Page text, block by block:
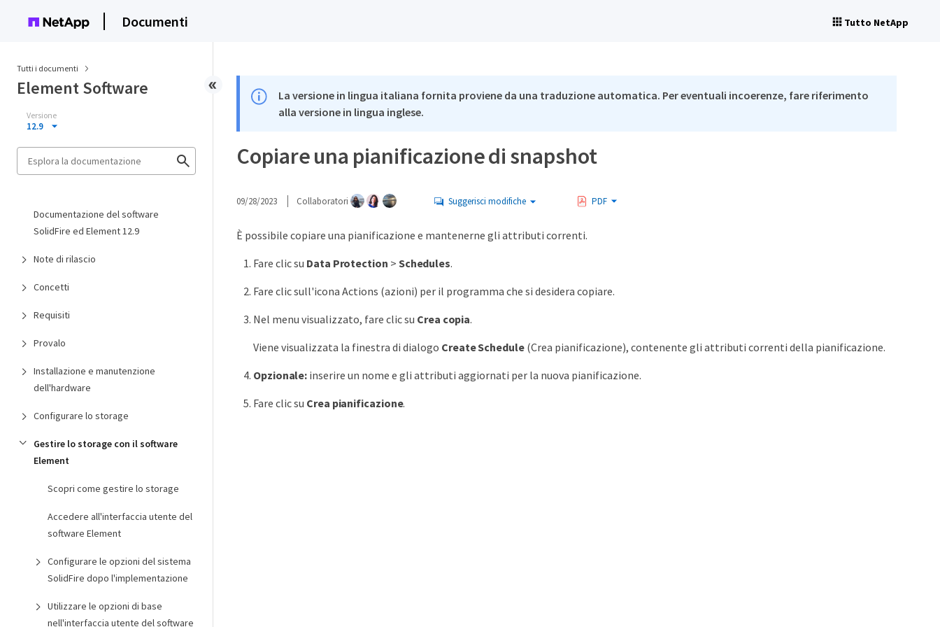
Documenti Tutto NetApp
Tutti i documenti
Element Software
Versione
12.9
Documentazione del software
SolidFire ed Element 12.9
Note di rilascio
Concetti
Requisiti
Provalo
Installazione e manutenzione
dell'hardware
Configurare lo storage
Gestire lo storage con il software
Element
Scopri come gestire lo storage
Accedere all'interfaccia utente del
software Element
Configurare le opzioni del sistema
SolidFire dopo l'implementazione
Utilizzare le opzioni di base
nell'interfaccia utente del software
La versione in lingua italiana fornita proviene da una traduzione automatica. Per eventuali incoerenze, fare riferimento
alla versione in lingua inglese.
Copiare una pianificazione di snapshot
09/28/2023 Collaboratori Suggerisci modifiche PDF
È possibile copiare una pianificazione e mantenerne gli attributi correnti.
Fare clic su Data Protection > Schedules.
Fare clic sull'icona Actions (azioni) per il programma che si desidera copiare.
Nel menu visualizzato, fare clic su Crea copia.
Viene visualizzata la finestra di dialogo Create Schedule(Crea pianificazione), contenente gli attributi correnti della pianificazione.
Opzionale: inserire un nome e gli attributi aggiornati per la nuova pianificazione.
Fare clic su Crea pianificazione.